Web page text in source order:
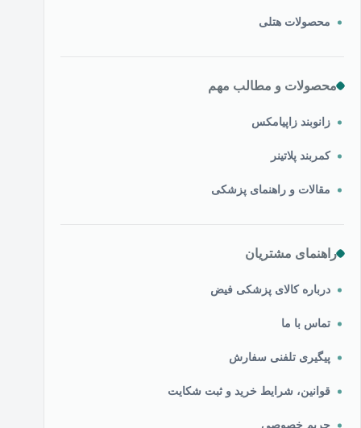
محصولات هتلی
محصولات و مطالب مهم
زانوبند زاپیامکس
کمربند پلاتینر
مقالات و راهنمای پزشکی
راهنمای مشتریان
درباره کالای پزشکی فیض
تماس با ما
پیگیری تلفنی سفارش
قوانین، شرایط خرید و ثبت شکایت
حریم خصوصی